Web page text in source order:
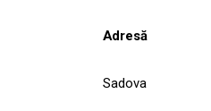
Adresă
Sadova